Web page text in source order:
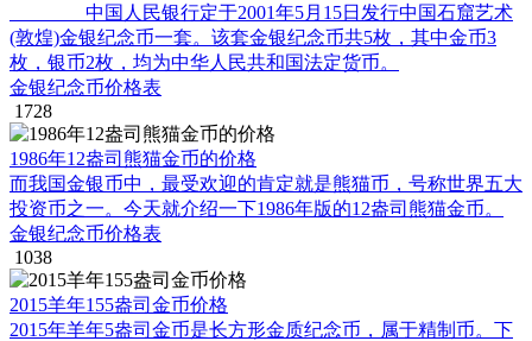
中国人民银行定于2001年5月15日发行中国石窟艺术
(敦煌)金银纪念币一套。该套金银纪念币共5枚，其中金币3
枚，银币2枚，均为中华人民共和国法定货币。
金银纪念币价格表
1728
1986年12盎司熊猫金币的价格
而我国金银币中，最受欢迎的肯定就是熊猫币，号称世界五大
投资币之一。今天就介绍一下1986年版的12盎司熊猫金币。
金银纪念币价格表
1038
2015羊年155盎司金币价格
2015年羊年5盎司金币是长方形金质纪念币，属于精制币。下